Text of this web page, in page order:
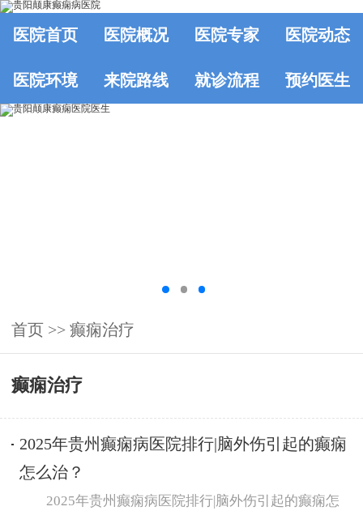
医院首页 医院概况 医院专家 医院动态
医院环境 来院路线 就诊流程 预约医生
首页 >> 癫痫治疗
癫痫治疗
2025年贵州癫痫病医院排行|脑外伤引起的癫痫
怎么治？
2025年贵州癫痫病医院排行|脑外伤引起的癫痫怎